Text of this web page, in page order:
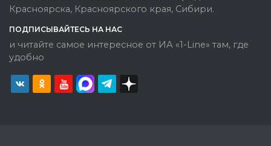
Красноярска, Красноярского края, Сибири.
ПОДПИСЫВАЙТЕСЬ НА НАС
и читайте самое интересное от ИА «1-Line» там, где
удобно